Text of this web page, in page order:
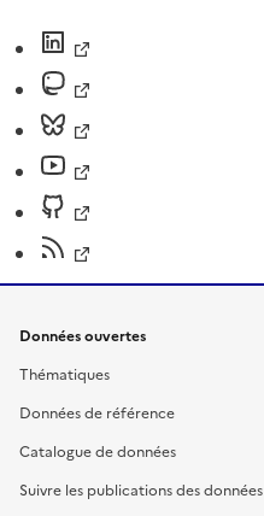
Données ouvertes
Thématiques
Données de référence
Catalogue de données
Suivre les publications des données